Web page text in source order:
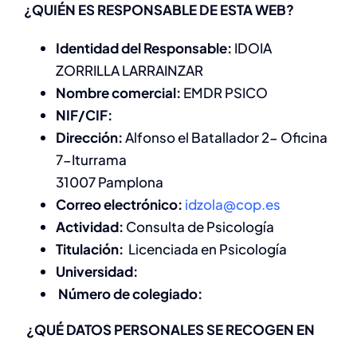
¿QUIÉN ES RESPONSABLE DE ESTA WEB?
Identidad del Responsable: IDOIA
ZORRILLA LARRAINZAR
Nombre comercial: EMDR PSICO
NIF/CIF:
Dirección:Alfonso el Batallador 2- Oficina
7-Iturrama
31007 Pamplona
Correo electrónico: idzola@cop.es
Actividad: Consulta de Psicología
Titulación: Licenciada en Psicología
Universidad:
Número de colegiado:
¿QUÉ DATOS PERSONALES SE RECOGEN EN